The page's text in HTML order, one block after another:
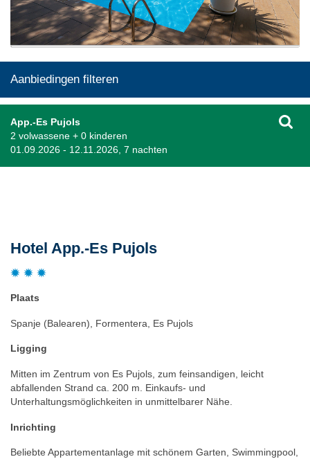
Aanbiedingen filteren
App.-Es Pujols
2 volwassene + 0 kinderen
01.09.2026 - 12.11.2026, 7 nachten
Hotel App.-Es Pujols
Plaats
Spanje (Balearen), Formentera, Es Pujols
Ligging
Mitten im Zentrum von Es Pujols, zum feinsandigen, leicht
abfallenden Strand ca. 200 m. Einkaufs- und
Unterhaltungsmöglichkeiten in unmittelbarer Nähe.
Inrichting
Beliebte Appartementanlage mit schönem Garten, Swimmingpool,